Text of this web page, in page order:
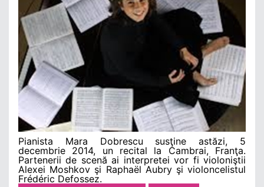
Pianista Mara Dobrescu susţine astăzi, 5
decembrie 2014, un recital la Cambrai, Franţa.
Partenerii de scenă ai interpretei vor fi violoniştii
Alexei Moshkov şi Raphaël Aubry şi violoncelistul
Frédéric Defossez.